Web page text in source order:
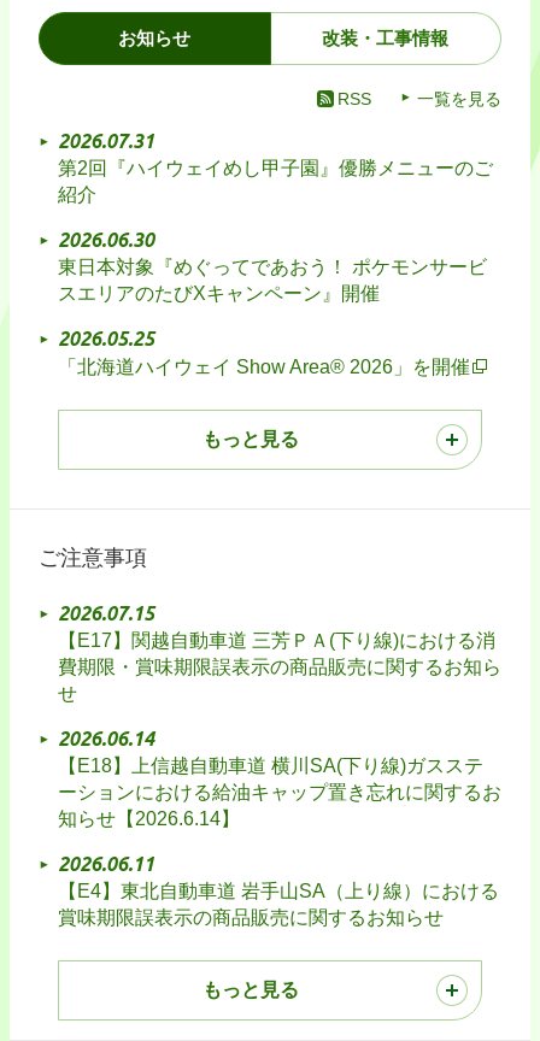
お知らせ 改装・工事情報
RSS 一覧を見る
2026.07.31
第2回『ハイウェイめし甲子園』優勝メニューのご
紹介
2026.06.30
東日本対象『めぐってであおう！ ポケモンサービ
スエリアのたびXキャンペーン』開催
2026.05.25
「北海道ハイウェイ Show Area® 2026」を開催
もっと見る
ご注意事項
2026.07.15
【E17】関越自動車道 三芳ＰＡ(下り線)における消
費期限・賞味期限誤表示の商品販売に関するお知ら
せ
2026.06.14
【E18】上信越自動車道 横川SA(下り線)ガスステ
ーションにおける給油キャップ置き忘れに関するお
知らせ【2026.6.14】
2026.06.11
【E4】東北自動車道 岩手山SA（上り線）における
賞味期限誤表示の商品販売に関するお知らせ
もっと見る